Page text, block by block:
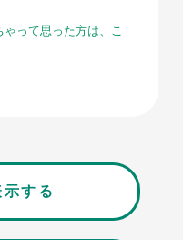
って思った方は、こ
する